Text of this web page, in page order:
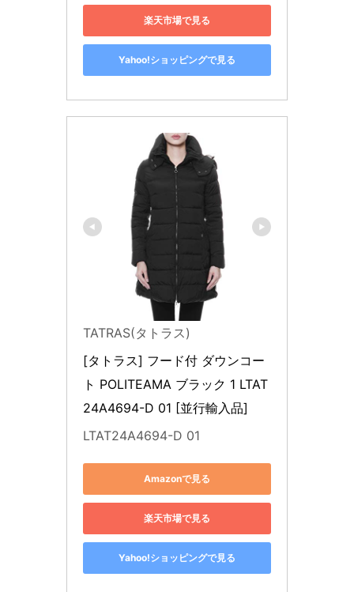
楽天市場で見る
Yahoo!ショッピングで見る
TATRAS(タトラス)
[タトラス] フード付 ダウンコー
ト POLITEAMA ブラック 1 LTAT
24A4694-D 01 [並行輸入品]
LTAT24A4694-D 01
Amazonで見る
楽天市場で見る
Yahoo!ショッピングで見る